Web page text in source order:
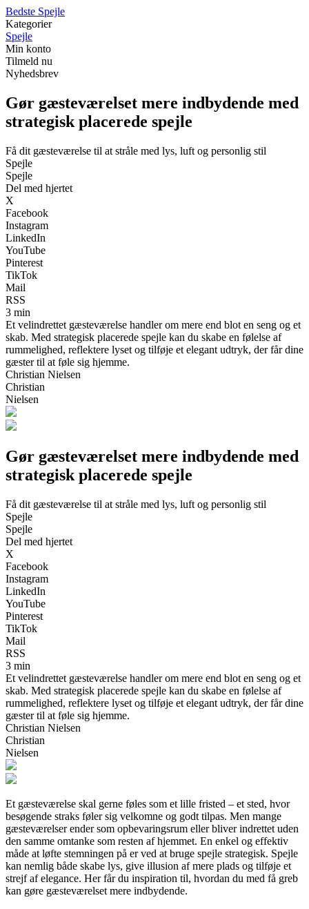
Bedste Spejle
Kategorier
Spejle
Min konto
Tilmeld nu
Nyhedsbrev
Gør gæsteværelset mere indbydende med
strategisk placerede spejle
Få dit gæsteværelse til at stråle med lys, luft og personlig stil
Spejle
Spejle
Del med hjertet
X
Facebook
Instagram
LinkedIn
YouTube
Pinterest
TikTok
Mail
RSS
3 min
Et velindrettet gæsteværelse handler om mere end blot en seng og et
skab. Med strategisk placerede spejle kan du skabe en følelse af
rummelighed, reflektere lyset og tilføje et elegant udtryk, der får dine
gæster til at føle sig hjemme.
Christian Nielsen
Christian
Nielsen
Gør gæsteværelset mere indbydende med
strategisk placerede spejle
Få dit gæsteværelse til at stråle med lys, luft og personlig stil
Spejle
Spejle
Del med hjertet
X
Facebook
Instagram
LinkedIn
YouTube
Pinterest
TikTok
Mail
RSS
3 min
Et velindrettet gæsteværelse handler om mere end blot en seng og et
skab. Med strategisk placerede spejle kan du skabe en følelse af
rummelighed, reflektere lyset og tilføje et elegant udtryk, der får dine
gæster til at føle sig hjemme.
Christian Nielsen
Christian
Nielsen
Et gæsteværelse skal gerne føles som et lille fristed – et sted, hvor
besøgende straks føler sig velkomne og godt tilpas. Men mange
gæsteværelser ender som opbevaringsrum eller bliver indrettet uden
den samme omtanke som resten af hjemmet. En enkel og effektiv
måde at løfte stemningen på er ved at bruge spejle strategisk. Spejle
kan nemlig både skabe lys, give illusion af mere plads og tilføje et
strejf af elegance. Her får du inspiration til, hvordan du med få greb
kan gøre gæsteværelset mere indbydende.